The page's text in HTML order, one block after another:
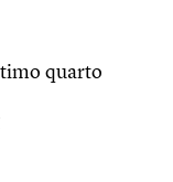
quarto